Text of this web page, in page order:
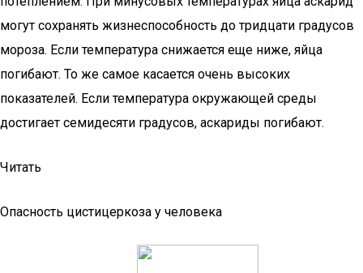
могут сохранять жизнеспособность до тридцати градусов
мороза. Если температура снижается еще ниже, яйца
погибают. То же самое касается очень высоких
показателей. Если температура окружающей среды
достигает семидесяти градусов, аскариды погибают.
Читать
Опасность цистицеркоза у человека